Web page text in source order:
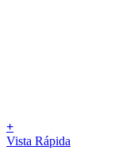
+
Vista Rápida